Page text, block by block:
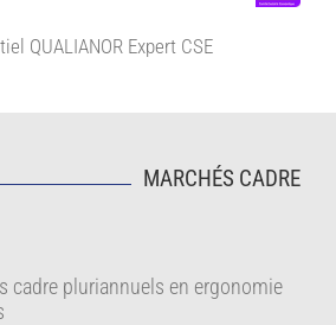
QUALIANOR Expert CSE
MARCHÉS CADRE
cadre pluriannuels en ergonomie